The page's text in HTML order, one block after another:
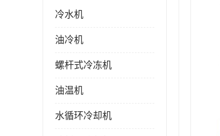
冷水机
油冷机
螺杆式冷冻机
油温机
水循环冷却机